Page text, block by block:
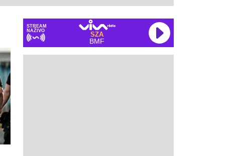
STREAM
NAŽIVO
SZA
BMF